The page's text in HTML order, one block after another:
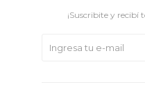
¡Suscribite y recibí